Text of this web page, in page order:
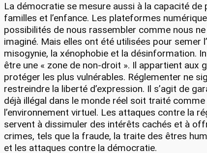
La démocratie se mesure aussi à la capacité de
familles et l’enfance. Les plateformes
possibilités de nous rassembler comme nous ne
imaginé. Mais elles ont été utilisées pour semer
misogynie, la xénophobie et la désinformation.
être une « zone de non-droit ». Il appartient aux
protéger les plus vulnérables. Réglementer ne
restreindre la liberté d’expression. Il s’agit de
déjà illégal dans le monde réel soit traité
l’environnement virtuel. Les attaques contre la
servent à dissimuler des intérêts cachés et à
crimes, tels que la fraude, la traite des êtres
et les attaques contre la démocratie.